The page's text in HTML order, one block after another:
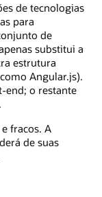
de tecnologias
para
de
substitui a
estrutura
Angular.js).
end; o restante
fracos. A
de suas